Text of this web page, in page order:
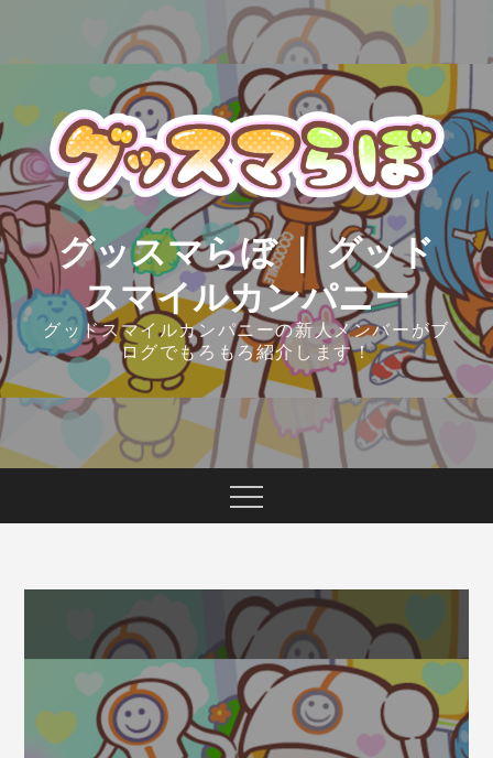
グッスマらぼ ｜ グッド
スマイルカンパニー
グッドスマイルカンパニーの新人メンバーがブ
ログでもろもろ紹介します！